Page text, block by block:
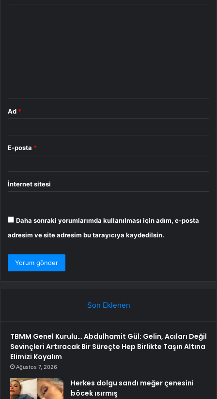
Ad *
E-posta *
İnternet sitesi
Daha sonraki yorumlarımda kullanılması için adım, e-posta
adresim ve site adresim bu tarayıcıya kaydedilsin.
Son Eklenen
TBMM Genel Kurulu… Abdulhamit Gül: Gelin, Acıları Değil
Sevinçleri Artıracak Bir Süreçte Hep Birlikte Taşın Altına
Elimizi Koyalım
Ağustos 7, 2026
Herkes dolgu sandı meğer çenesini
böcek ısırmış